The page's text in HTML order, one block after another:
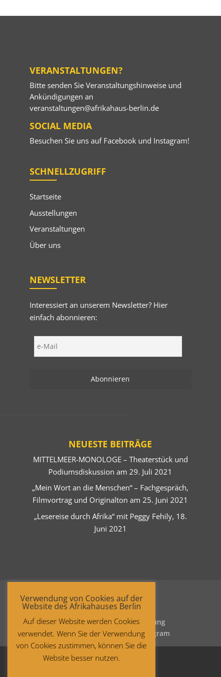
VERANSTALTUNGEN?
Bitte senden Sie Veranstaltungshinweise und
Ankündigungen an
veranstaltungen@afrikahaus-berlin.de
SOCIAL MEDIA
Besuchen Sie uns auf Facebookund Instagram!
SCHNELLZUGRIFF
Startseite
Ausstellungen
Veranstaltungen
Über uns
NEWSLETTER
Interessiert an unserem Newsletter? Hier
einfach abonnieren:
NEUESTE BEITRÄGE
MITTELMEER-MONOLOGE – Theaterstück und
Podiumsdiskussion am 29. Juli 2021
„Mein Wort an die Menschen“ – Fachgespräch,
Filmvortrag und Originalton am 25. Juni 2021
„Lesereise durch Afrika“ mit Peggy Fehily, 18.
Juni 2021
Startseite
Datenschutzerklärung
Impressum
Facebook Instagram
Verwendung von Cookies auf der
Website des Afrikahauses Berlin
Auf dieser Website werden Cookies
verwendet. Wenn Sie der Verwendung
von Cookies zustimmen, können Sie die
Website besser nutzen.